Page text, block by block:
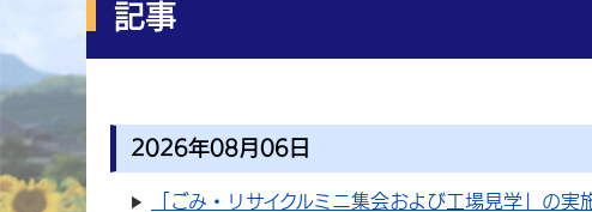
記事
2026年08月06日
「ごみ・リサイクルミニ集会および工場見学」の